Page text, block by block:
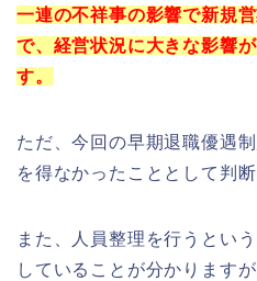
一連の不祥事の影響で新規
で、経営状況に大きな影響
す。
ただ、今回の早期退職優遇
を得なかったこととして判
また、人員整理を行うとい
していることが分かります